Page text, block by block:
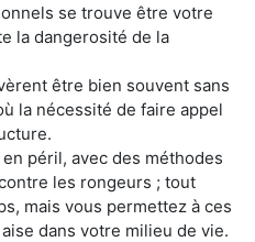
se trouve être votre
la dangerosité de la
être bien souvent sans
la nécessité de faire appel
péril, avec des méthodes
les rongeurs ; tout
mais vous permettez à ces
dans votre milieu de vie.